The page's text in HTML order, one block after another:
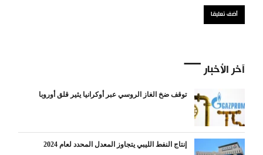
آخر الأخبار
توقف ضخ الغاز الروسي عبر أوكرانيا يثير قلق أوروبا
إنتاج النفط الليبي يتجاوز المعدل المحدد لعام 2024